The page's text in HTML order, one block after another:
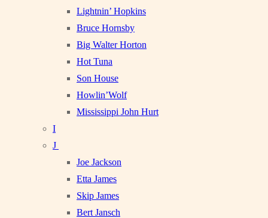
Lightnin’ Hopkins
Bruce Hornsby
Big Walter Horton
Hot Tuna
Son House
Howlin’Wolf
Mississippi John Hurt
I
J
Joe Jackson
Etta James
Skip James
Bert Jansch